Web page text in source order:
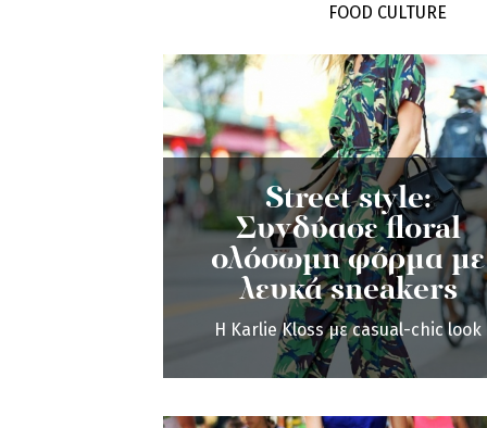
FOOD CULTURE
Street style:
Συνδύασε floral
ολόσωμη φόρμα με
λευκά sneakers
H Karlie Kloss με casual-chic look